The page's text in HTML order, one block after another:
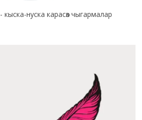
- кыска-нуска карасөз чыгармалар